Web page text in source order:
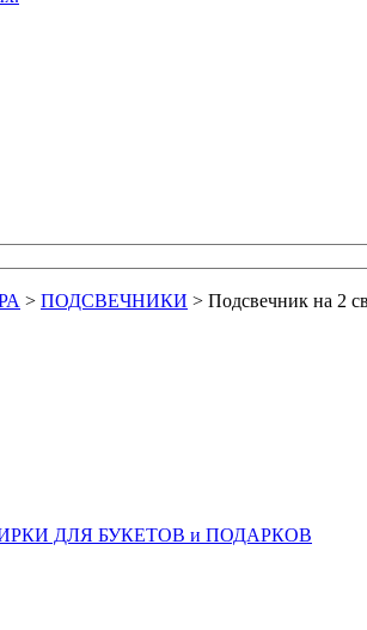
> ПОДСВЕЧНИКИ > Подсвечник на 2
ДЛЯ БУКЕТОВ и ПОДАРКОВ